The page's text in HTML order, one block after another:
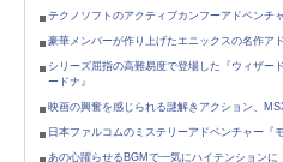
テクノソフトのアクティブカンフーアドベンチ
豪華メンバーが作り上げたエニックスの名作ア
シリーズ屈指の高難易度で登場した『ウィザー
ードナ』
映画の興奮を感じられる謎解きアクション、
日本ファルコムのミステリーアドベンチャー『
あの心躍らせるBGMで一気にハイテンションに